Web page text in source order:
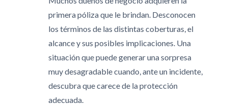
primera póliza que le brindan. Desconocen
los términos de las distintas coberturas, el
alcance y sus posibles implicaciones. Una
situación que puede generar una sorpresa
muy desagradable cuando, ante un incidente,
descubra que carece de la protección
adecuada.